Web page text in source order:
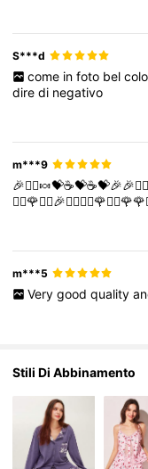
4.87
S***d
come in foto bel
diredi negativo
m***9
m***5
Very good quality
Stili Di Abbinamento